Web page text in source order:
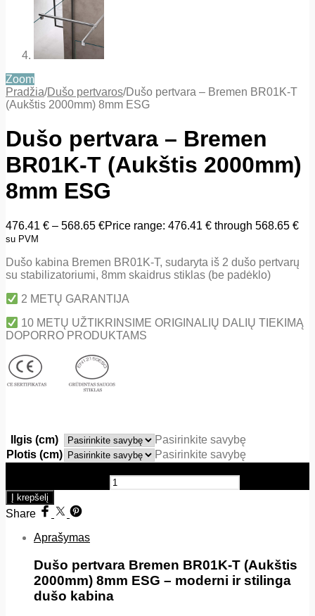
Zoom
Pradžia/Dušo pertvaros/Dušo pertvara – Bremen BR01K-T
(Aukštis 2000mm) 8mm ESG
Dušo pertvara – Bremen
BR01K-T (Aukštis 2000mm)
8mm ESG
476.41 € – 568.65 €Price range: 476.41 € through 568.65 €
su PVM
Dušo kabina Bremen BR01K-T, sudaryta iš 2 dušo pertvarų
su stabilizatoriumi, 8mm skaidrus stiklas (be padėklo)
2 METŲ GARANTIJA
10 METŲ UŽTIKRINSIME ORIGINALIŲ DALIŲ TIEKIMĄ
DOPORRO PRODUKTAMS
Ilgis (cm)
Pasirinkite savybę
Plotis (cm)
Pasirinkite savybę
Į krepšelį
Share
Aprašymas
Dušo pertvara Bremen BR01K-T (Aukštis
2000mm) 8mm ESG – moderni ir stilinga
dušo kabina